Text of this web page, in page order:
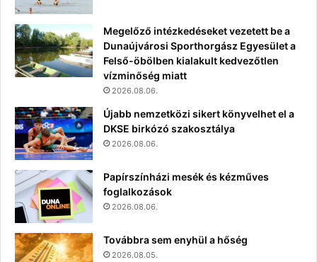
Megelőző intézkedéseket vezetett be a
Dunaújvárosi Sporthorgász Egyesület a
Felső-öbölben kialakult kedvezőtlen
vízminőség miatt
2026.08.06.
Újabb nemzetközi sikert könyvelhet el a
DKSE birkózó szakosztálya
2026.08.06.
Papírszínházi mesék és kézműves
foglalkozások
2026.08.06.
Továbbra sem enyhül a hőség
2026.08.05.